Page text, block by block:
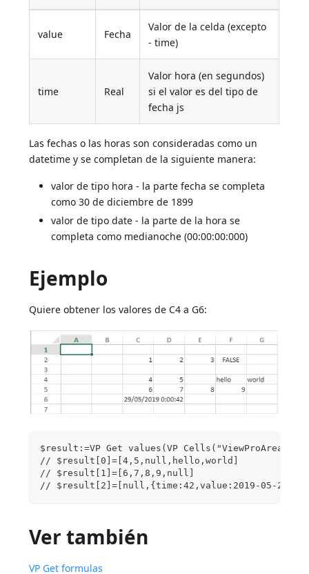
value Fecha
Valor de la celda (excepto
- time)
time Real
Valor hora (en segundos)
si el valor es del tipo de
fecha js
Las fechas o las horas son consideradas como un
datetime y se completan de la siguiente manera:
valor de tipo hora - la parte fecha se completa
como 30 de diciembre de 1899
valor de tipo date - la parte de la hora se
completa como medianoche (00:00:00:000)
Ejemplo
Quiere obtener los valores de C4 a G6:
$result:=VP Get values(VP
// $result[0]=[4,5,null,hello,world]
// $result[1]=[6,7,8,9,null]
// $result[2]=[null,{time:42,value:2019-05-
Ver también
VP Get formulas